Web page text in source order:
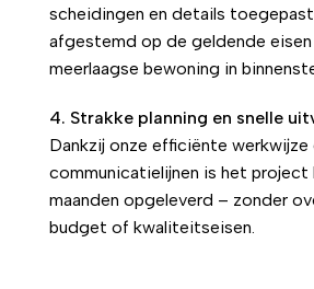
scheidingen en details
afgestemd op de geldende
meerlaagse bewoning in
4. Strakke planning en snelle
Dankzij onze efficiënte werkwijze
communicatielijnen is het project
maanden opgeleverd – zonder
budget of kwaliteitseisen.